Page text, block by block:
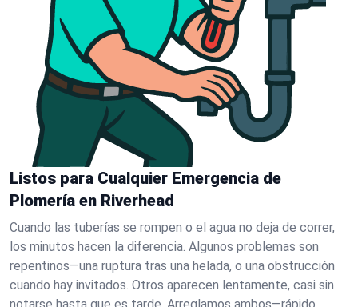
Listos para Cualquier Emergencia de
Plomería en Riverhead
Cuando las tuberías se rompen o el agua no deja de correr,
los minutos hacen la diferencia. Algunos problemas son
repentinos—una ruptura tras una helada, o una obstrucción
cuando hay invitados. Otros aparecen lentamente, casi sin